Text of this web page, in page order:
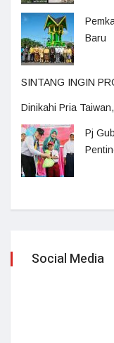
Baru
SINTANG INGIN
Dinikahi Pria
Pj
Social Media